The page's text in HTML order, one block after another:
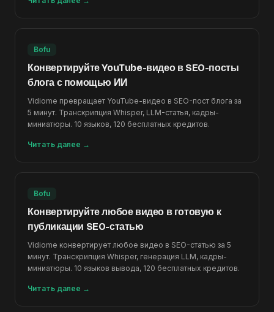
Bofu
Конвертируйте YouTube-видео в SEO-посты
блога с помощью ИИ
Vidiome превращает YouTube-видео в SEO-пост блога за
5 минут. Транскрипция Whisper, LLM-статья, кадры-
миниатюры. 10 языков, 120 бесплатных кредитов.
Читать далее →
Bofu
Конвертируйте любое видео в готовую к
публикации SEO-статью
Vidiome конвертирует любое видео в SEO-статью за 5
минут. Транскрипция Whisper, генерация LLM, кадры-
миниатюры. 10 языков вывода, 120 бесплатных кредитов.
Читать далее →